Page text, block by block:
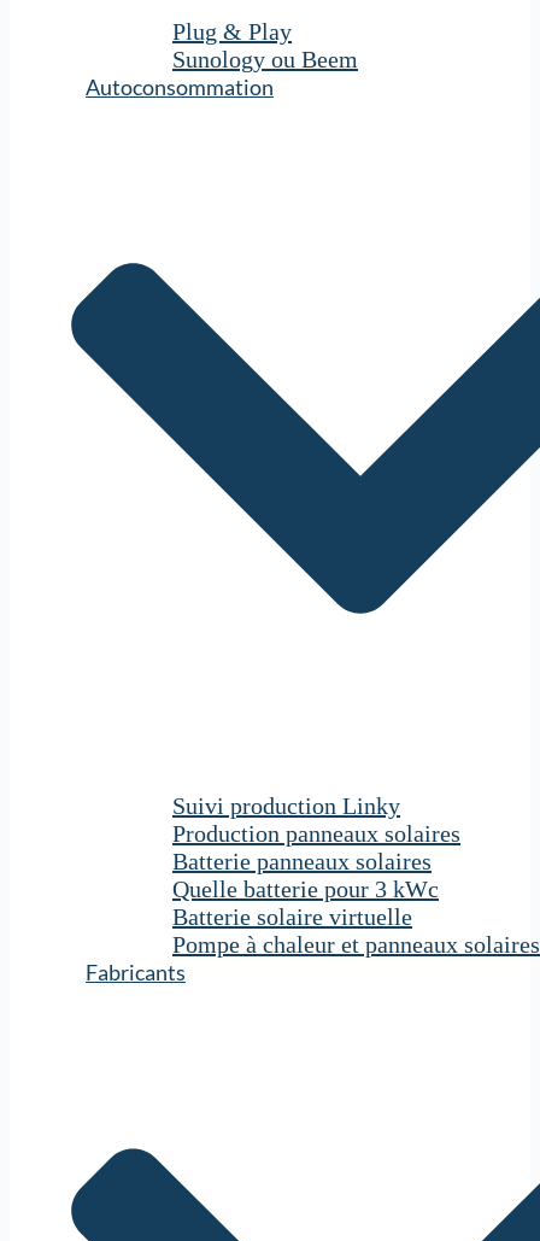
Plug & Play
Sunology ou Beem
Autoconsommation
Suivi production Linky
Production panneaux solaires
Batterie panneaux solaires
Quelle batterie pour 3 kWc
Batterie solaire virtuelle
Pompe à chaleur et panneaux solaires
Fabricants